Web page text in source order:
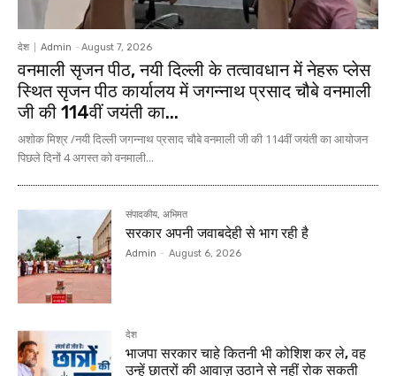
देश Admin - August 7, 2026
वनमाली सृजन पीठ, नयी दिल्ली के तत्वावधान में नेहरू प्लेस
स्थित सृजन पीठ कार्यालय में जगन्नाथ प्रसाद चौबे वनमाली
जी की 114वीं जयंती का...
अशोक मिश्र /नयी दिल्ली जगन्नाथ प्रसाद चौबे वनमाली जी की 114वीं जयंती का आयोजन
पिछले दिनों 4 अगस्त को वनमाली...
संपादकीय, अभिमत
सरकार अपनी जवाबदेही से भाग रही है
Admin - August 6, 2026
देश
भाजपा सरकार चाहे कितनी भी कोशिश कर ले, वह
उन्हें छात्रों की आवाज़ उठाने से नहीं रोक सकती